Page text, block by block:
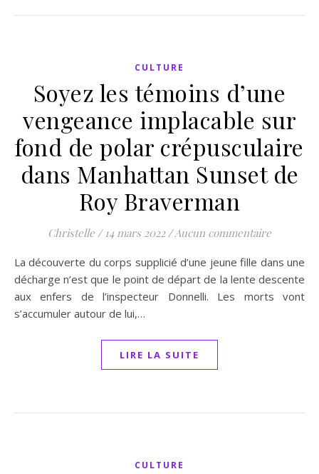
CULTURE
Soyez les témoins d’une
vengeance implacable sur
fond de polar crépusculaire
dans Manhattan Sunset de
Roy Braverman
Christelle / 14 mars 2022 /Aucun commentaire
La découverte du corps supplicié d’une jeune fille dans une
décharge n’est que le point de départ de la lente descente
aux enfers de l’inspecteur Donnelli. Les morts vont
s’accumuler autour de lui,…
LIRE LA SUITE
CULTURE